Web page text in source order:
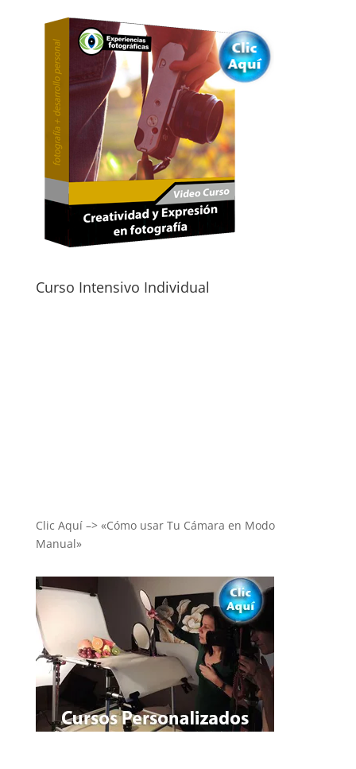
Curso Intensivo Individual
Clic Aquí –> «Cómo usar Tu Cámara en Modo
Manual»